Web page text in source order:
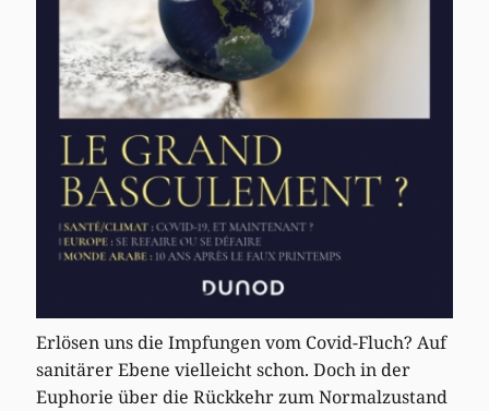
Erlösen uns die Impfungen vom Covid-Fluch? Auf
sanitärer Ebene vielleicht schon. Doch in der
Euphorie über die Rückkehr zum Normalzustand